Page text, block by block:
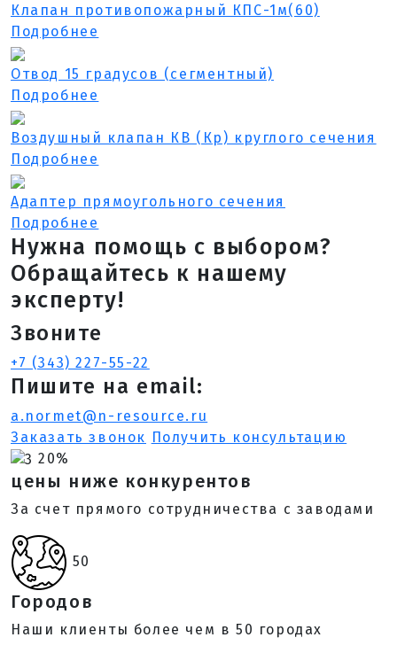
Клапан противопожарный КПС-1м(60)
Подробнее
Отвод 15 градусов (сегментный)
Подробнее
Воздушный клапан КВ (Кр) круглого сечения
Подробнее
Адаптер прямоугольного сечения
Подробнее
Нужна помощь с выбором?
Обращайтесь к нашему
эксперту!
Звоните
+7 (343) 227-55-22
Пишите на email:
a.normet@n-resource.ru
Заказать звонок Получить консультацию
20%
цены ниже конкурентов
За счет прямого сотрудничества с заводами
50
Городов
Наши клиенты более чем в 50 городах